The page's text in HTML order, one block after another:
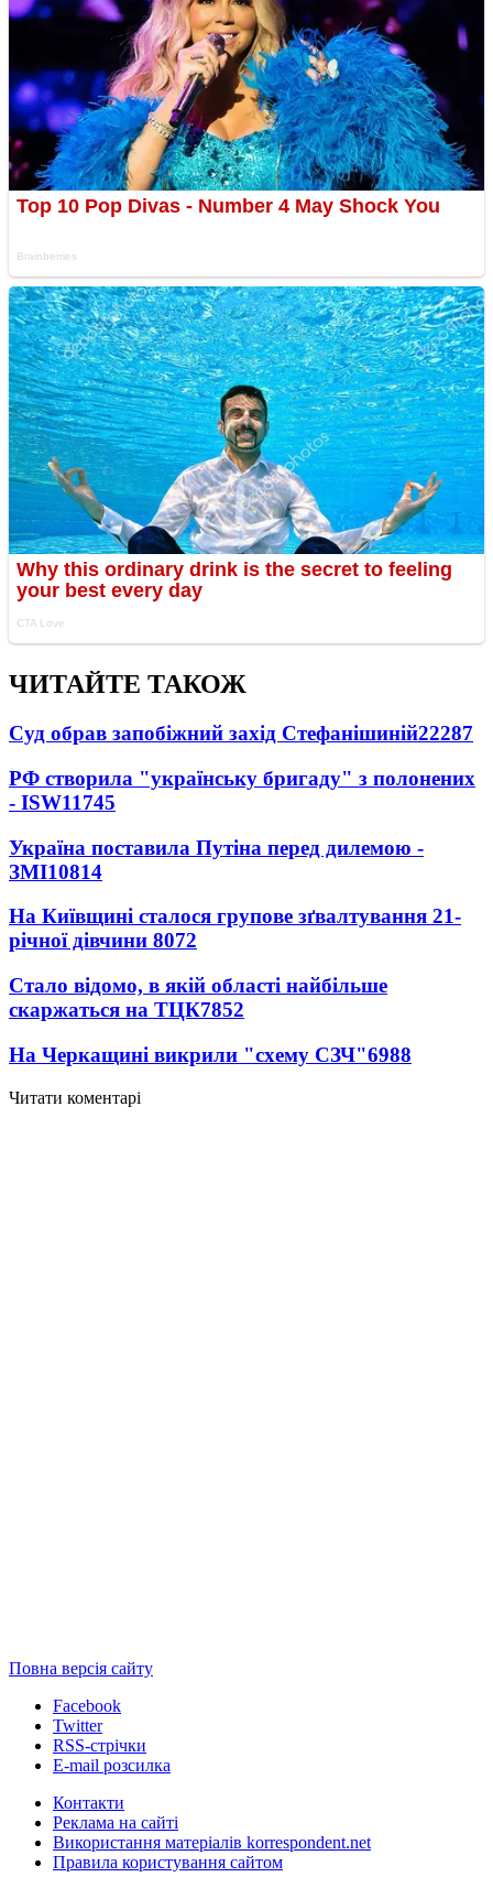
ЧИТАЙТЕ ТАКОЖ
Суд обрав запобіжний захід Стефанішиній22287
РФ створила "українську бригаду" з полонених
- ISW11745
Україна поставила Путіна перед дилемою -
ЗМІ10814
На Київщині сталося групове зґвалтування 21-
річної дівчини 8072
Стало відомо, в якій області найбільше
скаржаться на ТЦК7852
На Черкащині викрили "схему СЗЧ"6988
Читати коментарі
Повна версія сайту
Facebook
Twitter
RSS-стрічки
E-mail розсилка
Контакти
Реклама на сайті
Використання матеріалів korrespondent.net
Правила користування сайтом